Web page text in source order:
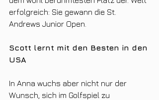
erfolgreich: Sie gewann die St.
Andrews Junior Open.
Scott lernt mit den Besten in den
USA
In Anna wuchs aber nicht nur der
Wunsch, sich im Golfspiel zu